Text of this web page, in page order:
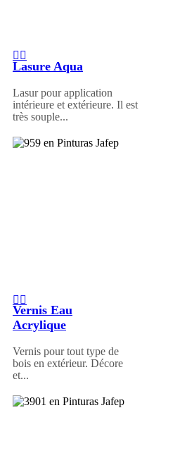
Lasure Aqua
Lasur pour application
intérieure et extérieure. Il est
très souple...
Vernis Eau
Acrylique
Vernis pour tout type de
bois en extérieur. Décore
et...